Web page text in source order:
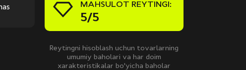
MAHSULOT REYTINGI:
5/5
Reytingni hisoblash uchun tovarlarning
umumiy baholari va har doim
xarakteristikalar bo'yicha baholar